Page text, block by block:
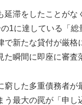
延滞をしたことがな
1に達している「総
で新たな貸付が厳格
た瞬間に即座に審査
窮した多重債務者が
う最大の罠が「申し